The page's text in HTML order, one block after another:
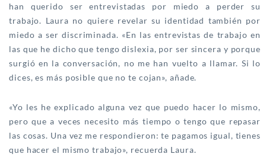
han querido ser entrevistadas por miedo a perder su
trabajo. Laura no quiere revelar su identidad también por
miedo a ser discriminada. «En las entrevistas de trabajo en
las que he dicho que tengo dislexia, por ser sincera y porque
surgió en la conversación, no me han vuelto a llamar. Si lo
dices, es más posible que no te cojan», añade.
«Yo les he explicado alguna vez que puedo hacer lo mismo,
pero que a veces necesito más tiempo o tengo que repasar
las cosas. Una vez me respondieron: te pagamos igual, tienes
que hacer el mismo trabajo», recuerda Laura.